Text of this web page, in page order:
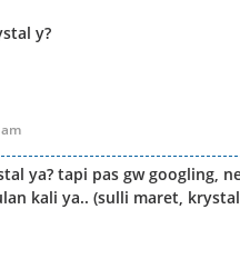
y?
ya? tapi pas gw googling,
kali ya.. (sulli maret,